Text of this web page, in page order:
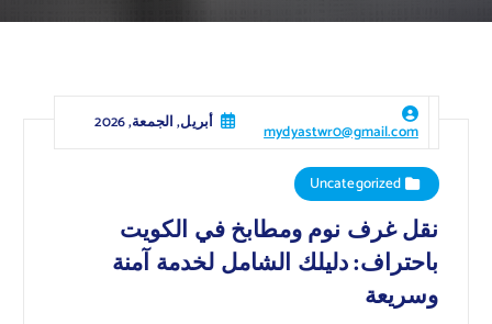
mydyastwr0@gmail.com أبريل, الجمعة, 2026
Uncategorized
نقل غرف نوم ومطابخ في الكويت
باحتراف: دليلك الشامل لخدمة آمنة
وسريعة